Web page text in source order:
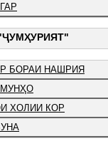
БОРАИ НАШРИЯ
ХОЛИИ КОР